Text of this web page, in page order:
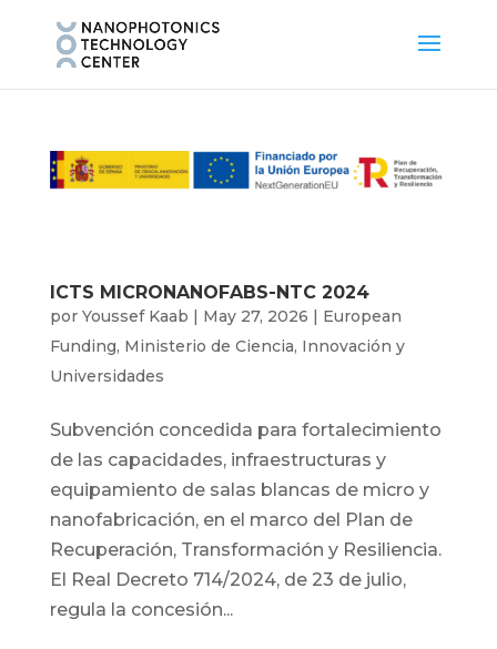
ICTS MICRONANOFABS-NTC 2024
por Youssef Kaab May 27, 2026
European
Funding, Ministerio de Ciencia, Innovación y
Universidades
Subvención concedida para fortalecimiento
de las capacidades, infraestructuras y
equipamiento de salas blancas de micro y
nanofabricación, en el marco del Plan de
Recuperación, Transformación y Resiliencia.
El Real Decreto 714/2024, de 23 de julio,
regula la concesión...